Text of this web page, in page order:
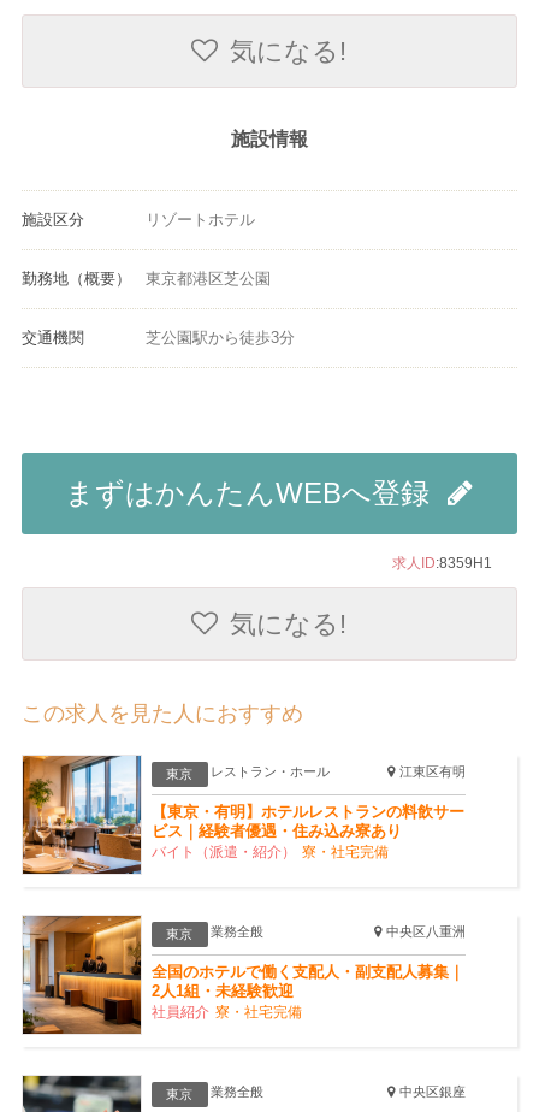
気になる!
施設情報
施設区分 リゾートホテル
勤務地（概要） 東京都港区芝公園
交通機関 芝公園駅から徒歩3分
まずはかんたんWEBへ登録
求人ID:8359H1
気になる!
この求人を見た人におすすめ
東京 レストラン・ホール 江東区有明
【東京・有明】ホテルレストランの料飲サー
ビス｜経験者優遇・住み込み寮あり
バイト（派遣・紹介） 寮・社宅完備
東京 業務全般 中央区八重洲
全国のホテルで働く支配人・副支配人募集｜
2人1組・未経験歓迎
社員紹介 寮・社宅完備
東京 業務全般 中央区銀座